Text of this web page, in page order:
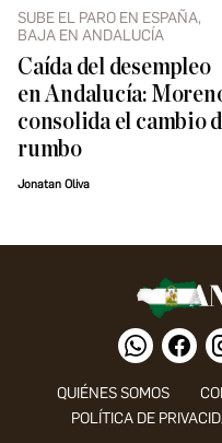
SUBE EL PARO EN ESPAÑA,
BAJA EN ANDALUCÍA
Caída del desempleo
en Andalucía:
consolida el cambio
rumbo
Jonatan Oliva
QUIÉNES SOMOS
POLÍTICA DE